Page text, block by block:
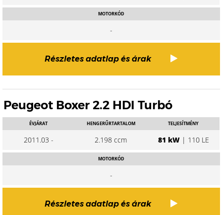
MOTORKÓD
-
Részletes adatlap és árak
Peugeot Boxer 2.2 HDI Turbó
ÉVJÁRAT
2011.03 -
HENGERŰRTARTALOM
2.198 ccm
TELJESÍTMÉNY
81 kW| 110 LE
MOTORKÓD
-
Részletes adatlap és árak